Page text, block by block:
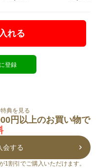
れる
登録
典を見る
円以上のお買い物で
会する
割引でご購入いただけます。